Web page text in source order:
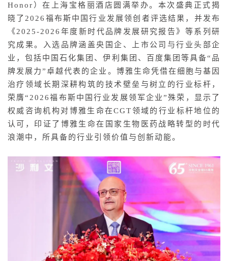
Honor）在上海宝格丽酒店圆满举办。本次盛典正式揭
晓了2026福布斯中国行业发展领创者评选结果，并发布
《2025-2026年度新时代品牌发展研究报告》等系列研
究成果。入选品牌涵盖央国企、上市公司与行业头部企
业，包括中国石化集团、伊利集团、百度集团等具备“品
牌发展力”卓越代表的企业。博雅生命凭借在细胞与基因
治疗领域长期深耕构筑的技术壁垒与树立的行业标杆，
荣膺“2026福布斯中国行业发展领军企业”殊荣，显示了
权威咨询机构对博雅生命在CGT领域的行业标杆地位的
认可，印证了博雅生命在国家生物医药战略转型的时代
浪潮中，所具备的行业引领价值与创新动能。